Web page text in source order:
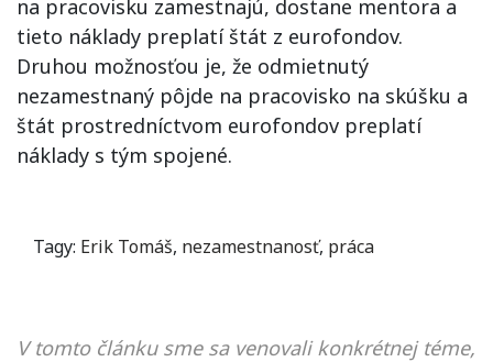
na pracovisku zamestnajú, dostane mentora a
tieto náklady preplatí štát z eurofondov.
Druhou možnosťou je, že odmietnutý
nezamestnaný pôjde na pracovisko na skúšku a
štát prostredníctvom eurofondov preplatí
náklady s tým spojené.
Tagy: Erik Tomáš, nezamestnanosť, práca
V tomto článku sme sa venovali konkrétnej téme,